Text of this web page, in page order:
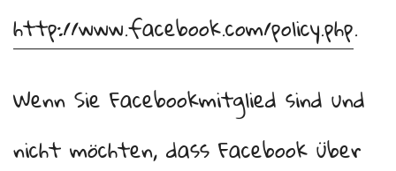
http://www.facebook.com/policy.php.
Wenn Sie Facebookmitglied sind und
nicht möchten, dass Facebook über